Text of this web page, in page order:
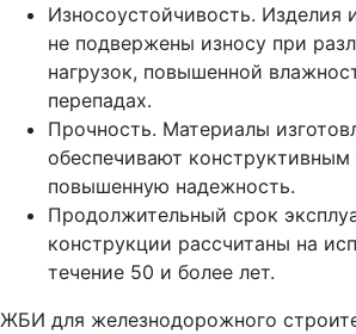
Износоустойчивость. Изделия
не подвержены износу при
нагрузок, повышенной
перепадах.
Прочность. Материалы
обеспечивают конструктивным
повышенную надежность.
Продолжительный срок
конструкции рассчитаны на
течение 50 и более лет.
ЖБИ для железнодорожного